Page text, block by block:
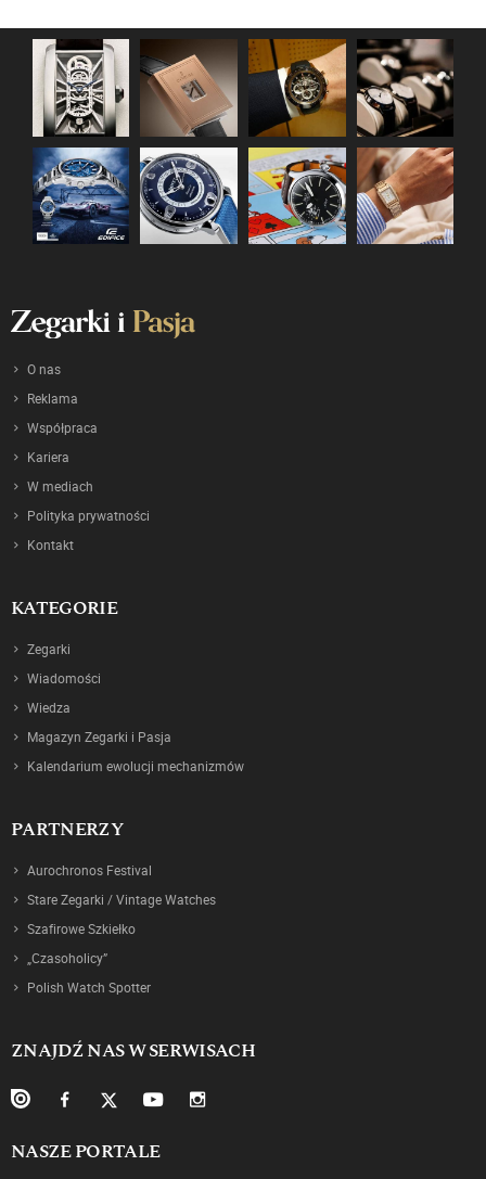
O nas
Reklama
Współpraca
Kariera
W mediach
Polityka prywatności
Kontakt
KATEGORIE
Zegarki
Wiadomości
Wiedza
Magazyn Zegarki i Pasja
Kalendarium ewolucji mechanizmów
PARTNERZY
Aurochronos Festival
Stare Zegarki / Vintage Watches
Szafirowe Szkiełko
„Czasoholicy”
Polish Watch Spotter
ZNAJDŹ NAS W SERWISACH
NASZE PORTALE